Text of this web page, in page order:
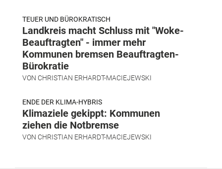
TEUER UND BÜROKRATISCH
Landkreis macht Schluss mit "Woke-
Beauftragten" - immer mehr
Kommunen bremsen Beauftragten-
Bürokratie
VON CHRISTIAN ERHARDT-MACIEJEWSKI
ENDE DER KLIMA-HYBRIS
Klimaziele gekippt: Kommunen
ziehen die Notbremse
VON CHRISTIAN ERHARDT-MACIEJEWSKI